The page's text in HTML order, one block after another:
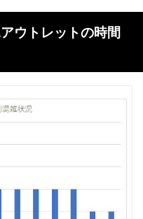
ウトレットの時間